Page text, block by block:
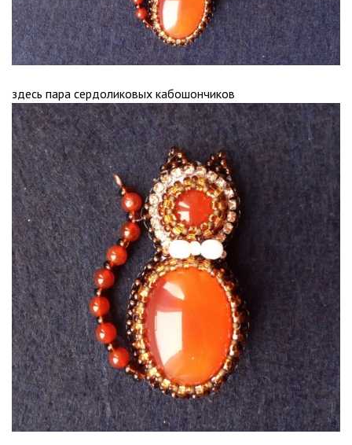
здесь пара сердоликовых кабошончиков